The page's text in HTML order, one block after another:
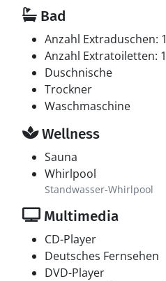
Bad
Anzahl Extraduschen: 1
Anzahl Extratoiletten: 1
Duschnische
Trockner
Waschmaschine
Wellness
Sauna
Whirlpool
Standwasser-Whirlpool
Multimedia
CD-Player
Deutsches Fernsehen
DVD-Player